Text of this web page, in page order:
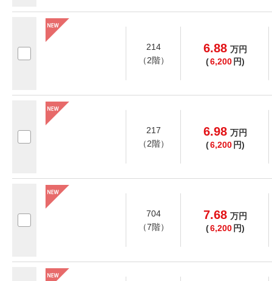
214
（2階）
6.88 万円
(6,200 円)
217
（2階）
6.98 万円
(6,200 円)
704
（7階）
7.68 万円
(6,200 円)